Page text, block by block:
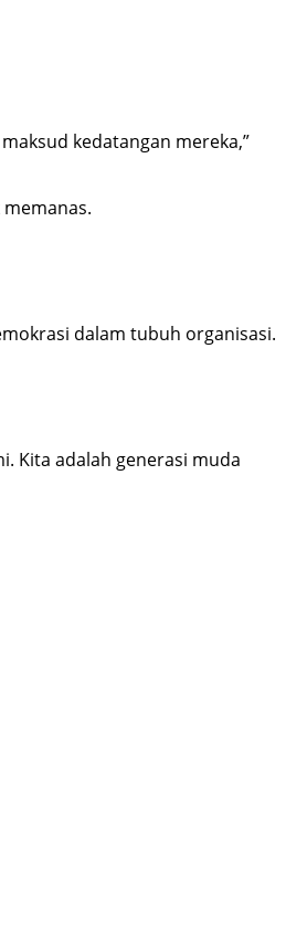
kedatangan mereka,”
dalam tubuh organisasi.
Kita adalah generasi muda